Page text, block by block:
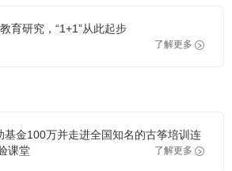
育研究，“1+1”从此起步
了解更多
基金100万并走进全国知名的古筝培训连
课堂
了解更多